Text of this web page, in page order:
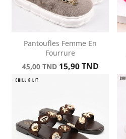
Pantoufles Femme En
Fourrure
Prix
de
45,00 TND Prix
15,90 TND